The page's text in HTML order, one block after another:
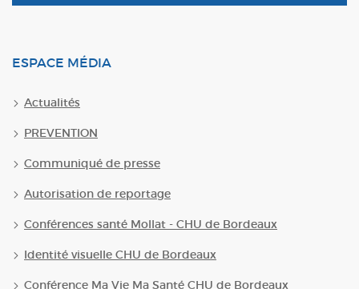
ESPACE MÉDIA
Actualités
PREVENTION
Communiqué de presse
Autorisation de reportage
Conférences santé Mollat - CHU de Bordeaux
Identité visuelle CHU de Bordeaux
Conférence Ma Vie Ma Santé CHU de Bordeaux